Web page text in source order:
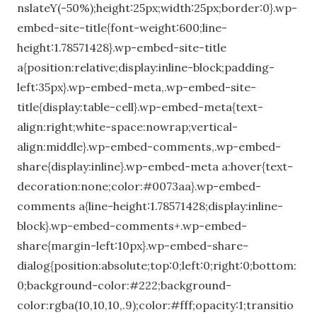
nslateY(-50%);height:25px;width:25px;border:0}.wp-
embed-site-title{font-weight:600;line-
height:1.78571428}.wp-embed-site-title
a{position:relative;display:inline-block;padding-
left:35px}.wp-embed-meta,.wp-embed-site-
title{display:table-cell}.wp-embed-meta{text-
align:right;white-space:nowrap;vertical-
align:middle}.wp-embed-comments,.wp-embed-
share{display:inline}.wp-embed-meta a:hover{text-
decoration:none;color:#0073aa}.wp-embed-
comments a{line-height:1.78571428;display:inline-
block}.wp-embed-comments+.wp-embed-
share{margin-left:10px}.wp-embed-share-
dialog{position:absolute;top:0;left:0;right:0;bottom:
0;background-color:#222;background-
color:rgba(10,10,10,.9);color:#fff;opacity:1;transitio